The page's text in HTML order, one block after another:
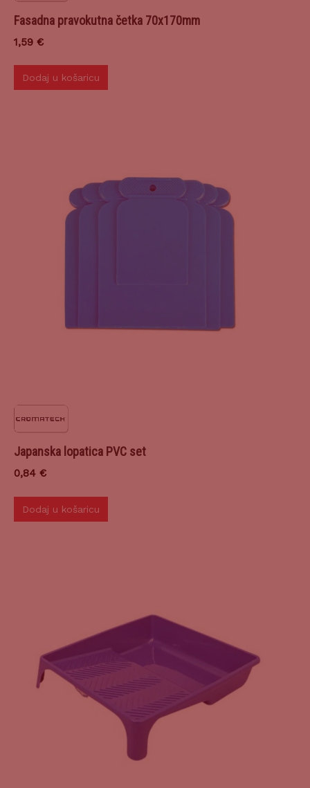
Fasadna pravokutna četka 70x170mm
1,59 €
Dodaj u košaricu
Japanska lopatica PVC set
0,84 €
Dodaj u košaricu